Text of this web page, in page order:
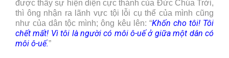
được thấy sự hiện diện cực thánh của Đức Chúa Trời,
thì ông nhận ra lãnh vực tội lỗi cụ thể của mình cũng
như của dân tộc mình; ông kêu lên: “Khốn cho tôi! Tôi
chết mất! Vì tôi là người có môi ô-uế ở giữa một dân có
môi ô-uế.”